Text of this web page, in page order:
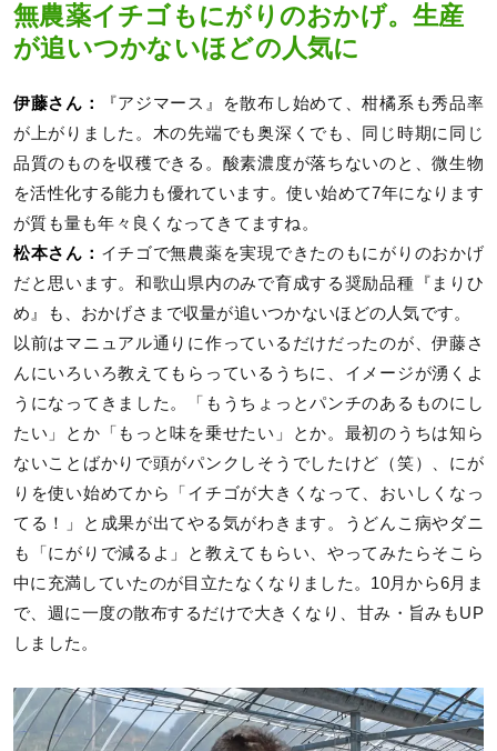
無農薬イチゴもにがりのおかげ。生産
が追いつかないほどの人気に
伊藤さん：
『アジマース』を散布し始めて、柑橘系も秀品率
が上がりました。木の先端でも奥深くでも、同じ時期に同じ
品質のものを収穫できる。酸素濃度が落ちないのと、微生物
を活性化する能力も優れています。使い始めて7年になります
が質も量も年々良くなってきてますね。
松本さん： イチゴで無農薬を実現できたのもにがりのおかげ
だと思います。和歌山県内のみで育成する奨励品種『まりひ
め』も、おかげさまで収量が追いつかないほどの人気です。
以前はマニュアル通りに作っているだけだったのが、伊藤さ
んにいろいろ教えてもらっているうちに、イメージが湧くよ
うになってきました。「もうちょっとパンチのあるものにし
たい」とか「もっと味を乗せたい」とか。最初のうちは知ら
ないことばかりで頭がパンクしそうでしたけど（笑）、にが
りを使い始めてから「イチゴが大きくなって、おいしくなっ
てる！」と成果が出てやる気がわきます。うどんこ病やダニ
も「にがりで減るよ」と教えてもらい、やってみたらそこら
中に充満していたのが目立たなくなりました。10月から6月ま
で、週に一度の散布するだけで大きくなり、甘み・旨みもUP
しました。